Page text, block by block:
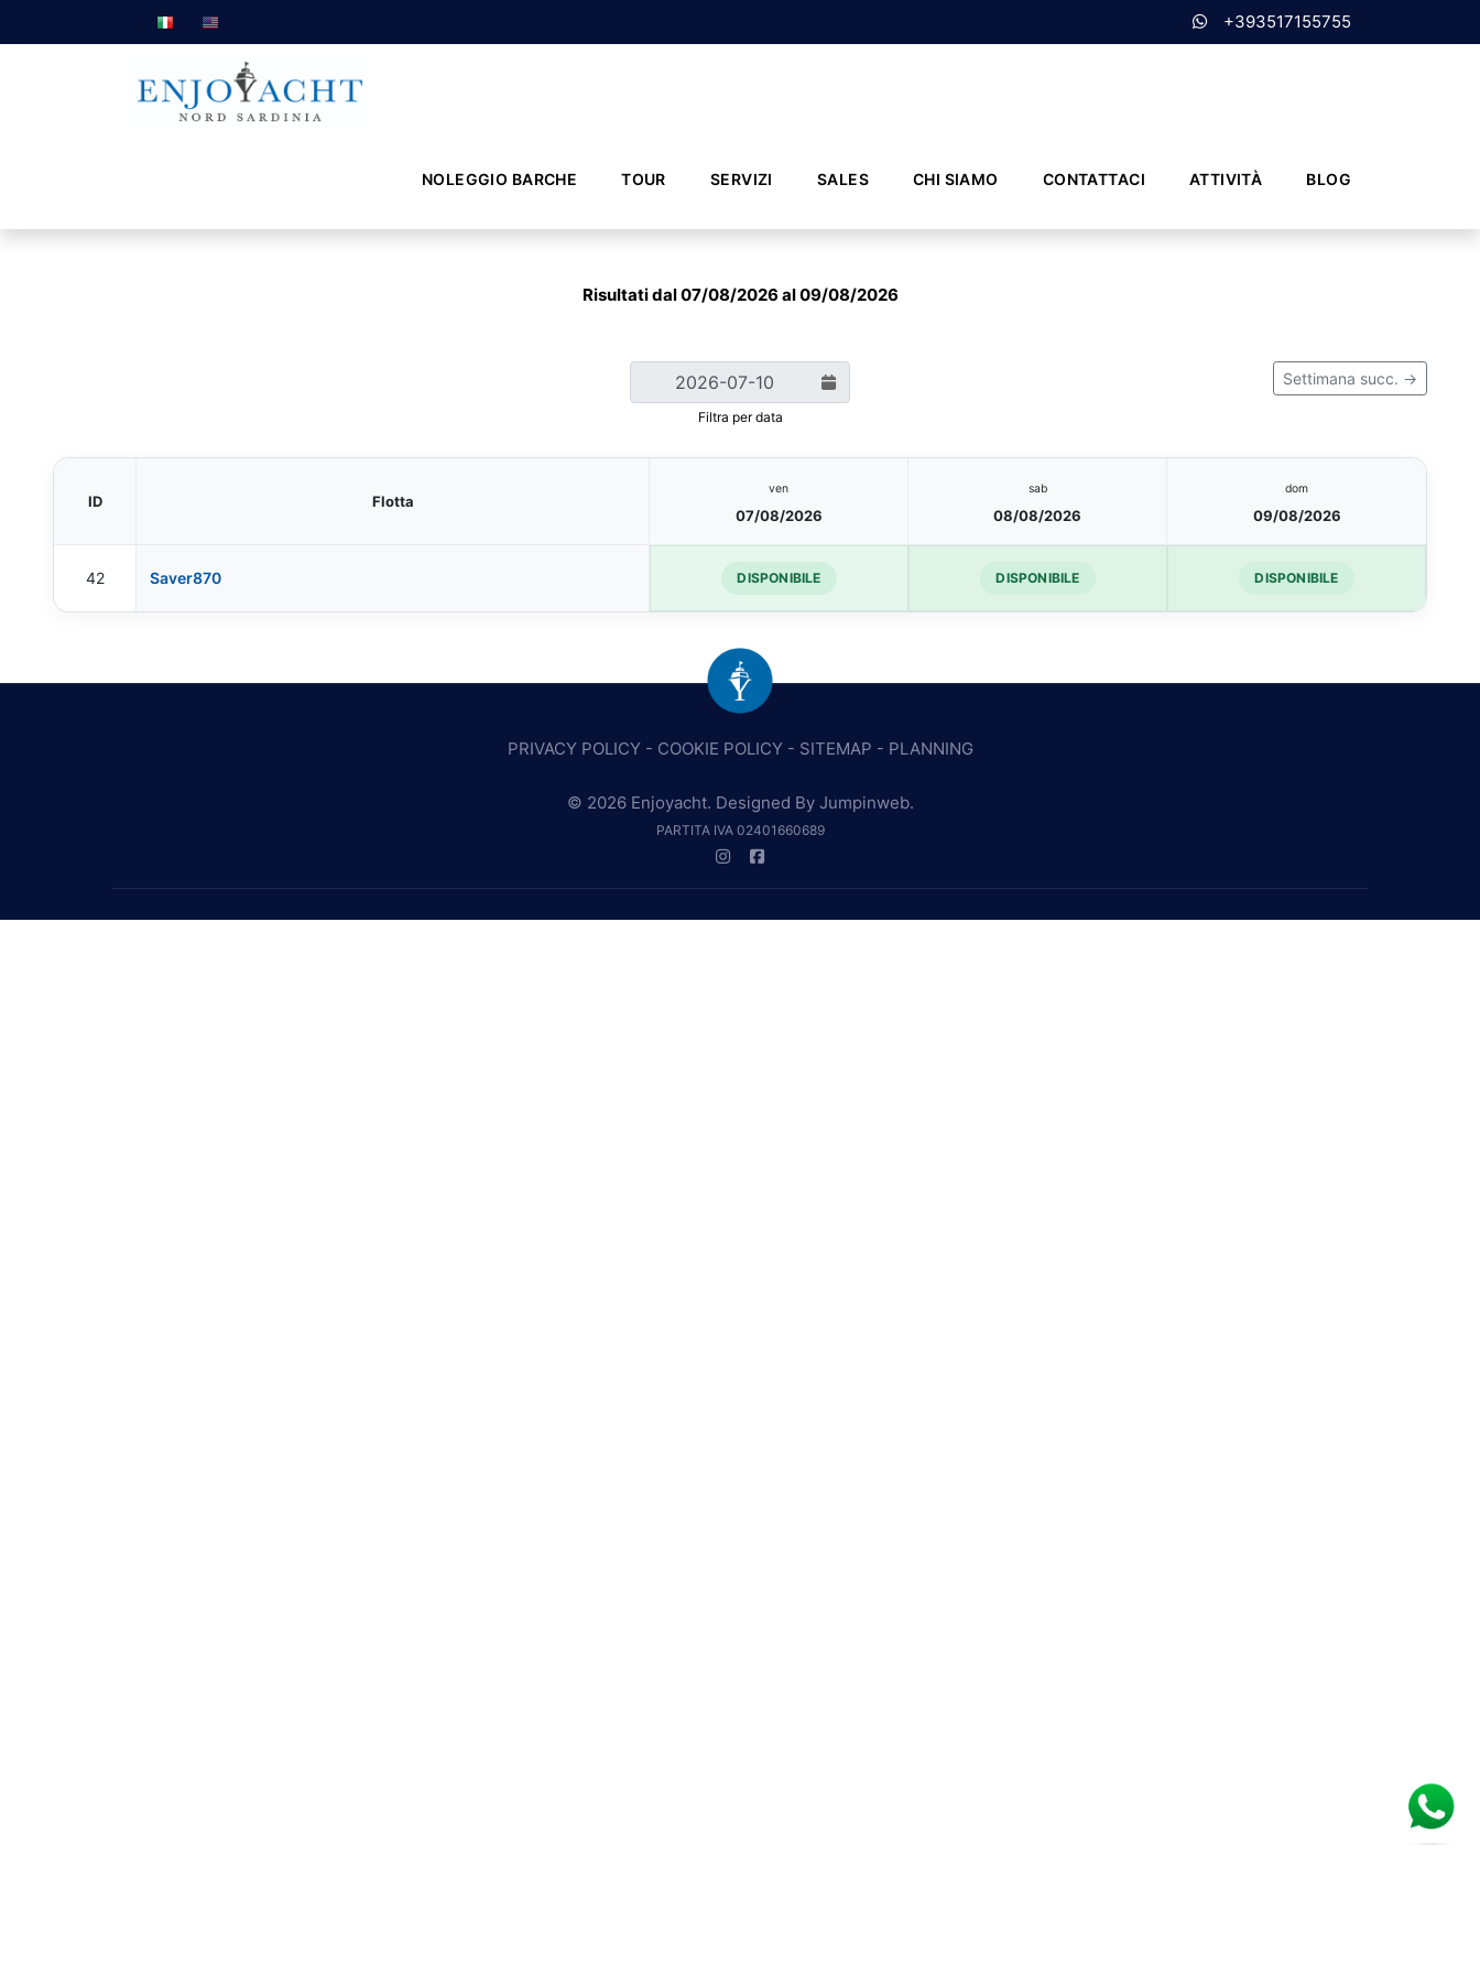
+393517155755
NOLEGGIO BARCHE TOUR SERVIZI SALES CHI SIAMO CONTATTACI ATTIVITÀ BLOG
Risultati dal 07/08/2026 al 09/08/2026
Filtra per data
Settimana succ. →
ID Flotta
ven
07/08/2026
sab
08/08/2026
dom
09/08/2026
42 Saver870 DISPONIBILE DISPONIBILE DISPONIBILE
PRIVACY POLICY- COOKIE POLICY- SITEMAP - PLANNING
© 2026 Enjoyacht. Designed By Jumpinweb.
PARTITA IVA 02401660689